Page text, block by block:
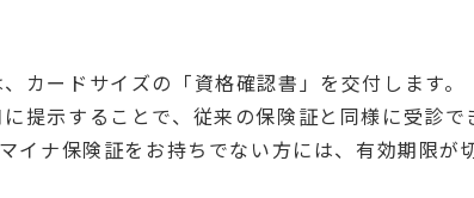
カードサイズの「資格確認書」を交付します。
提示することで、従来の保険証と同様に受診で
ナ保険証をお持ちでない方には、有効期限が